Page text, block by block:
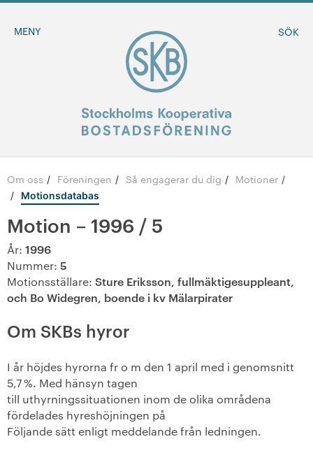
SÖK
MENY
BLI MEDLEM
MINA SIDOR
Om oss
Föreningen
Medlemsmöten
+
Medlemskap i SKB
-
Så engagerar du dig
Så här gör du!
Om oss / Föreningen / Så engagerar du dig / Motioner
/ Motionsdatabas
Motion – 1996 / 5
År: 1996
Nummer: 5
Motionsställare: Sture Eriksson, fullmäktigesuppleant,
och Bo Widegren, boende i kv Mälarpirater
Om SKBs hyror
I år höjdes hyrorna fr o m den 1 april med i genomsnitt
5,7 %. Med hänsyn tagen
till uthyrningssituationen inom de olika områdena
fördelades hyreshöjningen på
Följande sätt enligt meddelande från ledningen.